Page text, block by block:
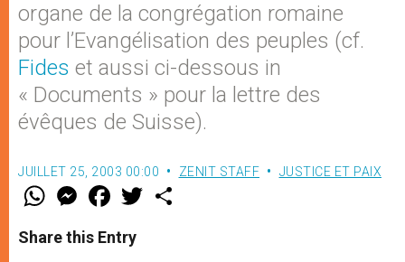
organe de la congrégation romaine
pour l’Evangélisation des peuples (cf.
Fides et aussi ci-dessous in
« Documents » pour la lettre des
évêques de Suisse).
JUILLET 25, 2003 00:00 ZENIT STAFF JUSTICE ET PAIX
W
t
s
M
e
s
e
F
a
e
b
w
Share this Entry